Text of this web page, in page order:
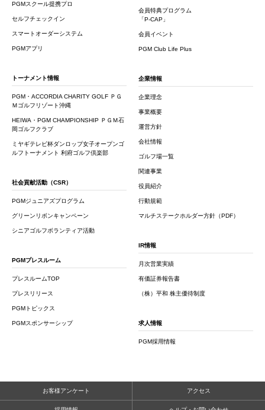
PGMスクール提携プロ
セルフチェックイン
スマートオーダーシステム
PGMアプリ
会員特典プログラム
「P-CAP」
会員イベント
PGM Club Life Plus
トーナメント情報
PGM・ACCORDIA CHARITY GOLF ＰＧ
Ｍゴルフリゾート沖縄
HEIWA・PGM CHAMPIONSHIP ＰＧＭ石
岡ゴルフクラブ
ミヤギテレビ杯ダンロップ女子オープンゴ
ルフトーナメント 利府ゴルフ倶楽部
企業情報
企業理念
事業概要
運営方針
会社情報
ゴルフ場一覧
関連事業
役員紹介
行動規範
マルチステークホルダー方針（PDF）
社会貢献活動（CSR）
PGMジュニアズプログラム
グリーンリボンキャンペーン
シニアゴルフボランティア活動
IR情報
月次営業実績
有価証券報告書
（株）平和 株主優待制度
PGMプレスルーム
プレスルームTOP
プレスリリース
PGMトピックス
PGMスポンサーシップ 求人情報
PGM採用情報
お客様アンケート アクセス